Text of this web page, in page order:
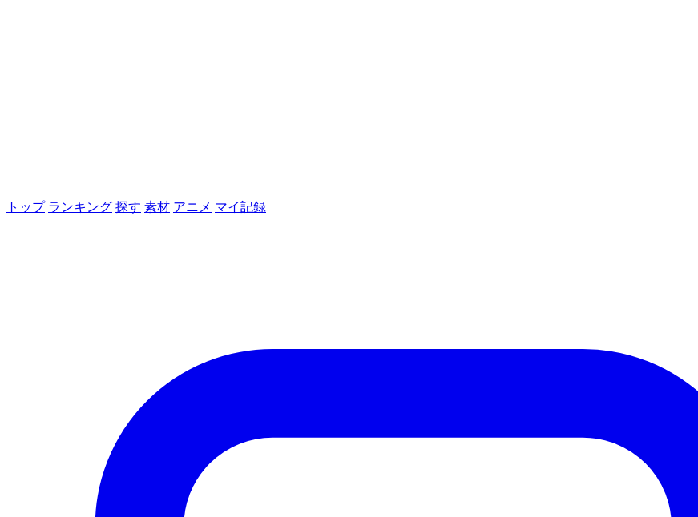
トップ ランキング 探す 素材 アニメ マイ記録